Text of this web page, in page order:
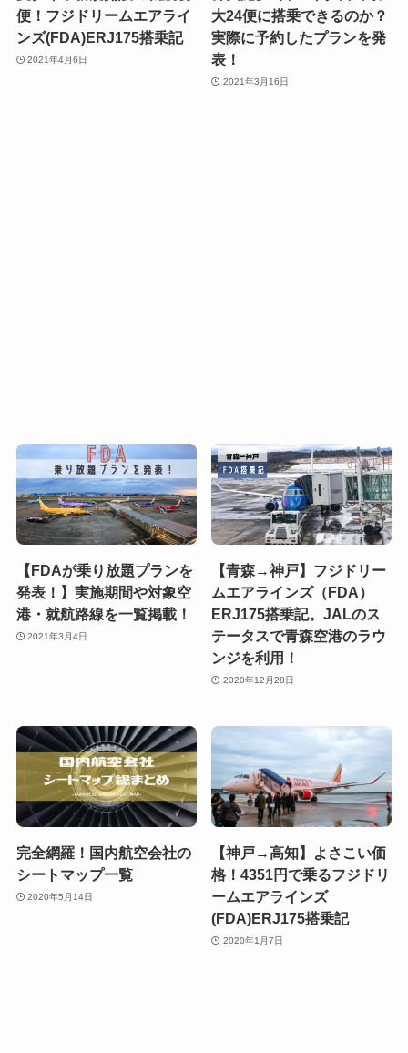
便！フジドリームエアライ
ンズ(FDA)ERJ175搭乗記
2021年4月6日
大24便に搭乗できるのか？
実際に予約したプランを発
表！
2021年3月16日
【FDAが乗り放題プランを
発表！】実施期間や対象空
港・就航路線を一覧掲載！
2021年3月4日
【青森→神戸】フジドリー
ムエアラインズ（FDA）
ERJ175搭乗記。JALのス
テータスで青森空港のラウ
ンジを利用！
2020年12月28日
完全網羅！国内航空会社の
シートマップ一覧
2020年5月14日
【神戸→高知】よさこい価
格！4351円で乗るフジドリ
ームエアラインズ
(FDA)ERJ175搭乗記
2020年1月7日